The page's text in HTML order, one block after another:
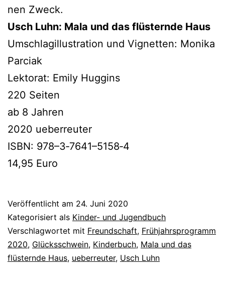
nen Zweck.
Usch Luhn: Mala und das flüs­tern­de Haus
Umschlagillustration und Vignetten: Monika
Parciak
Lektorat: Emily Huggins
220 Seiten
ab 8 Jahren
2020 ueberreuter
ISBN: 978–3‑7641–5158‑4
14,95 Euro
Veröffentlicht am 24. Juni 2020
Kategorisiert als Kinder- und Jugendbuch
Verschlagwortet mit Freundschaft, Frühjahrsprogramm
2020, Glücksschwein, Kinderbuch, Mala und das
flüsternde Haus, ueberreuter, Usch Luhn